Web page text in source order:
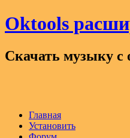
Oktools
Скачать музыку с
Главная
Установить